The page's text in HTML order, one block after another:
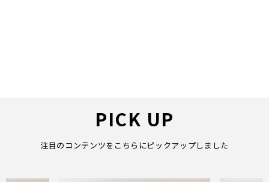
PICK UP
注目のコンテンツをこちらにピックアップしました